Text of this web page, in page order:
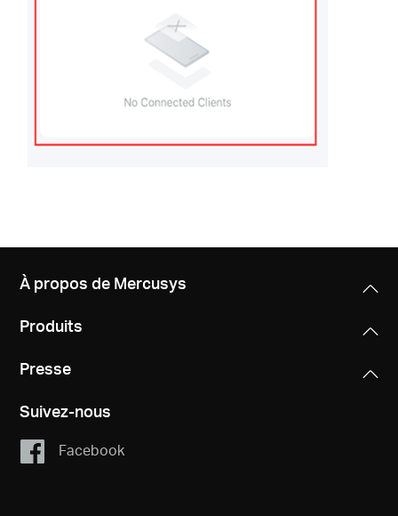
À propos de Mercusys
Produits
Presse
Suivez-nous
Facebook